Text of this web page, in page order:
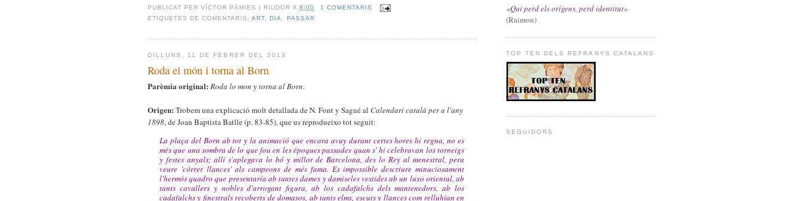
PUBLICAT PERVÍCTOR PÀMIES I RIUDOR A 8:00
1 COMENTARIS
ETIQUETES DE COMENTARIS:ART ,DIA PASSAR
DILLUNS, 11 DE FEBRER DEL 2013
Roda el món i torna al Born
Parèmia original: Roda lo mon y torna al Born.
Origen: Trobem una explicació molt detallada de N. Font y Sagué al Calendari català per a l'any
1898, de Joan Baptista Batlle (p. 83-85), que us reprodueixo tot seguit:
La plaça del Born ab tot y la animació que encara avuy durant certes hores hi regna, no es
més que una sombra de lo que fou en les époques passades quan s' hi celebravan los torneigs
y festes anyals; allí s'aplegava lo bó y millor de Barcelona, des lo Rey al menestral, pera
veure 'córrer llances' als campeons de més fama. Es impossible descriure minuciosament
l'hermós quadro que presentaría ab tantes dames y damiseles vestides ab un luxo oriental, ab
tants cavallers y nobles d'arrogant figura, ab los cadafalchs dels mantenedors, ab los
cadafalchs y finestrals recoberts de domasos, ab tants elms, escuts y llances com relluhían en
«Qui perd els orígens, perd identitat»
(Raimon)
TOP TEN DELS REFRANYS CATALANS
SEGUIDORS